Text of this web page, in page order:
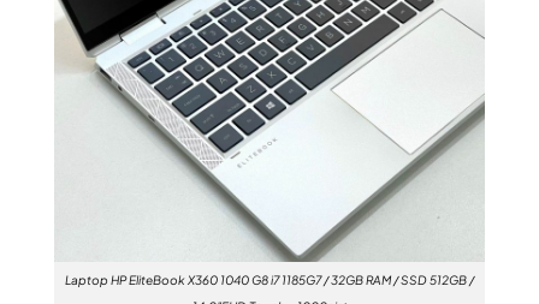
Laptop HP EliteBook X360 1040 G8 i7 1185G7 / 32GB RAM / SSD 512GB /